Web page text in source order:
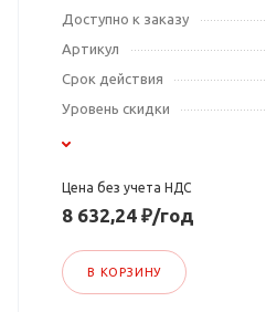
Доступно к заказу
Артикул
Срок действия
Уровень скидки
Цена без учета НДС
8 632,24 ₽/год
В КОРЗИНУ